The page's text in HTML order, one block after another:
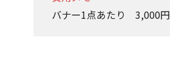
バナー1点あたり 3,000円